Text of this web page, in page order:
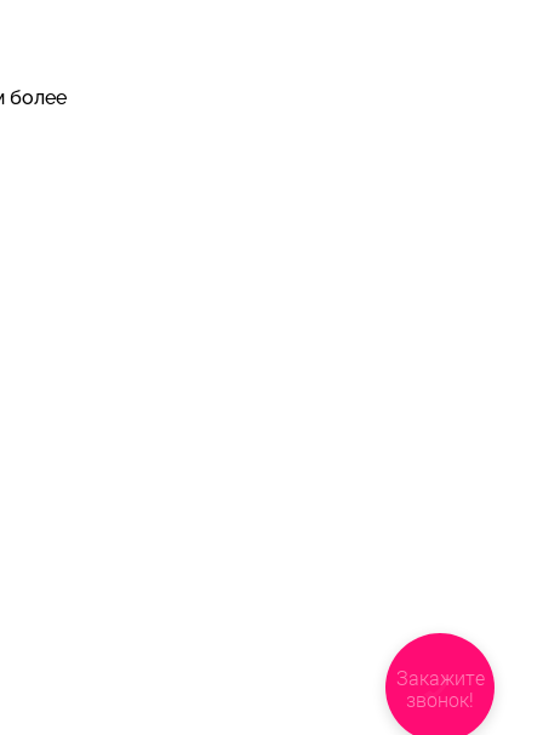
более
Закажите
звонок!